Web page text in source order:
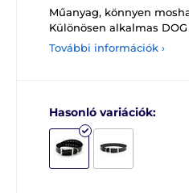
Műanyag, könnyen
Különösen alkalmas
További információk ›
Hasonló variációk: